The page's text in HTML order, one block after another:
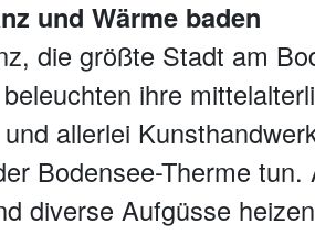
und Wärme baden
die größte Stadt am
ihre
allerlei
Bodensee-Therme
diverse Aufgüsse